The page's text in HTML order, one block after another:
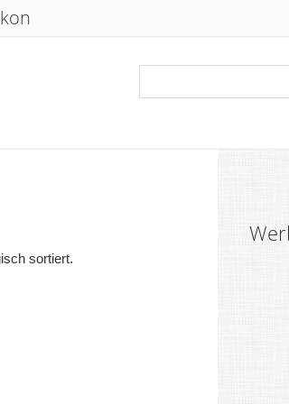
sortiert.